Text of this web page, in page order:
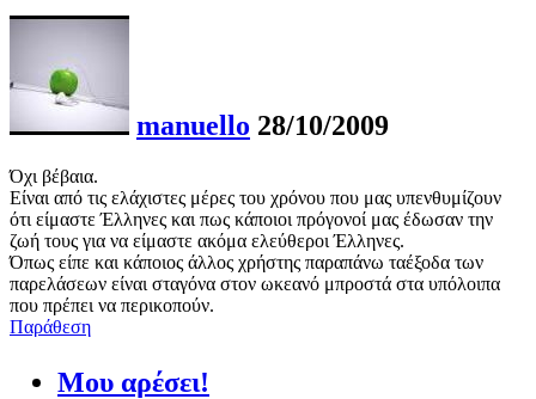
manuello 28/10/2009
Όχι βέβαια.
Είναι από τις ελάχιστες μέρες του χρόνου που μας υπενθυμίζουν
ότι είμαστε Έλληνες και πως κάποιοι πρόγονοί μας έδωσαν την
ζωή τους για να είμαστε ακόμα ελεύθεροι Έλληνες.
Όπως είπε και κάποιος άλλος χρήστης παραπάνω ταέξοδα των
παρελάσεων είναι σταγόνα στον ωκεανό μπροστά στα υπόλοιπα
που πρέπει να περικοπούν.
Παράθεση
Μου αρέσει!